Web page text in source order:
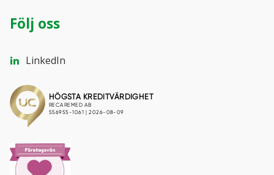
Följ oss
LinkedIn